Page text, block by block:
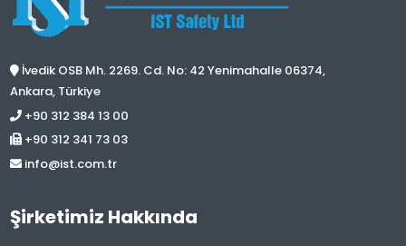
İvedik OSB Mh. 2269. Cd. No: 42 Yenimahalle 06374,
Ankara, Türkiye
+90 312 384 13 00
+90 312 341 73 03
info@ist.com.tr
Şirketimiz Hakkında